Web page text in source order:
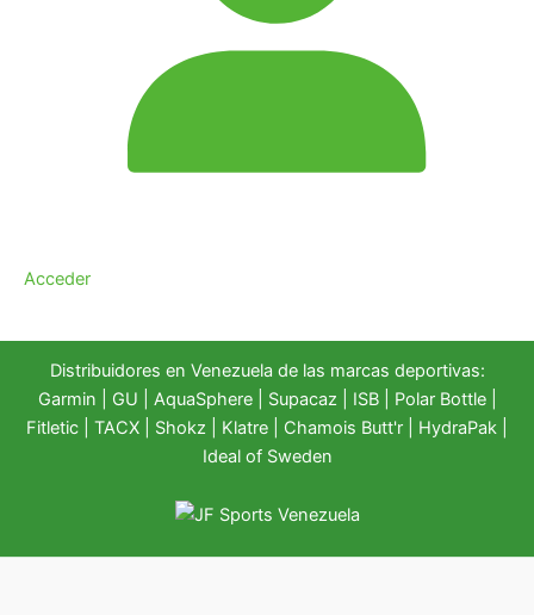
Acceder
Distribuidores en Venezuela de las marcas deportivas:
Garmin
GU AquaSphere| Supacaz | ISB | Polar Bottle|
Fitletic
TACX Shokz Klatre Chamois Butt'r HydraPak
Ideal of Sweden